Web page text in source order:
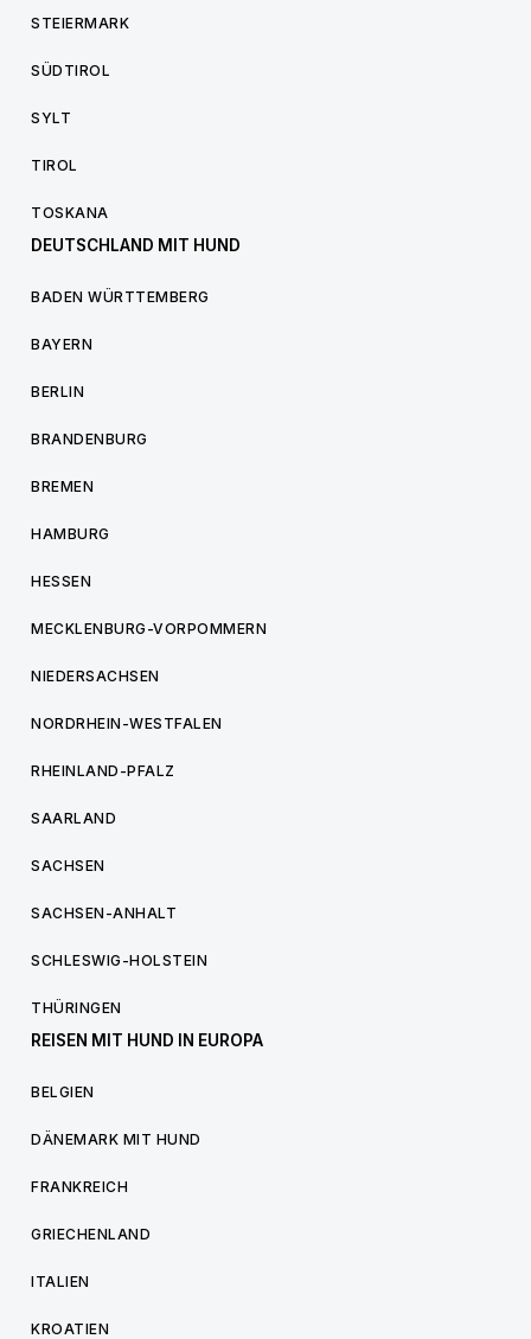
STEIERMARK
SÜDTIROL
SYLT
TIROL
TOSKANA
DEUTSCHLAND MIT HUND
BADEN WÜRTTEMBERG
BAYERN
BERLIN
BRANDENBURG
BREMEN
HAMBURG
HESSEN
MECKLENBURG-VORPOMMERN
NIEDERSACHSEN
NORDRHEIN-WESTFALEN
RHEINLAND-PFALZ
SAARLAND
SACHSEN
SACHSEN-ANHALT
SCHLESWIG-HOLSTEIN
THÜRINGEN
REISEN MIT HUND IN EUROPA
BELGIEN
DÄNEMARK MIT HUND
FRANKREICH
GRIECHENLAND
ITALIEN
KROATIEN